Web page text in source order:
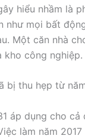
hiểu nhầm là
như mọi bất
Một căn nhà
kho công nghiệp.
bị thu hẹp từ
áp dụng cho
làm năm